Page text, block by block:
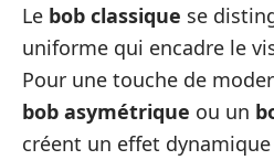
Le bob classique se
uniforme qui encadre le
Pour une touche de
bob asymétrique ou un
créent un effet